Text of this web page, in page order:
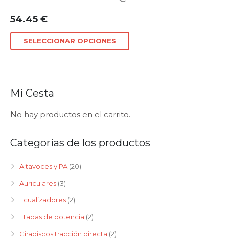
54.45 €
SELECCIONAR OPCIONES
Mi Cesta
No hay productos en el carrito.
Categorias de los productos
Altavoces y PA (20)
Auriculares (3)
Ecualizadores (2)
Etapas de potencia (2)
Giradiscos tracción directa (2)